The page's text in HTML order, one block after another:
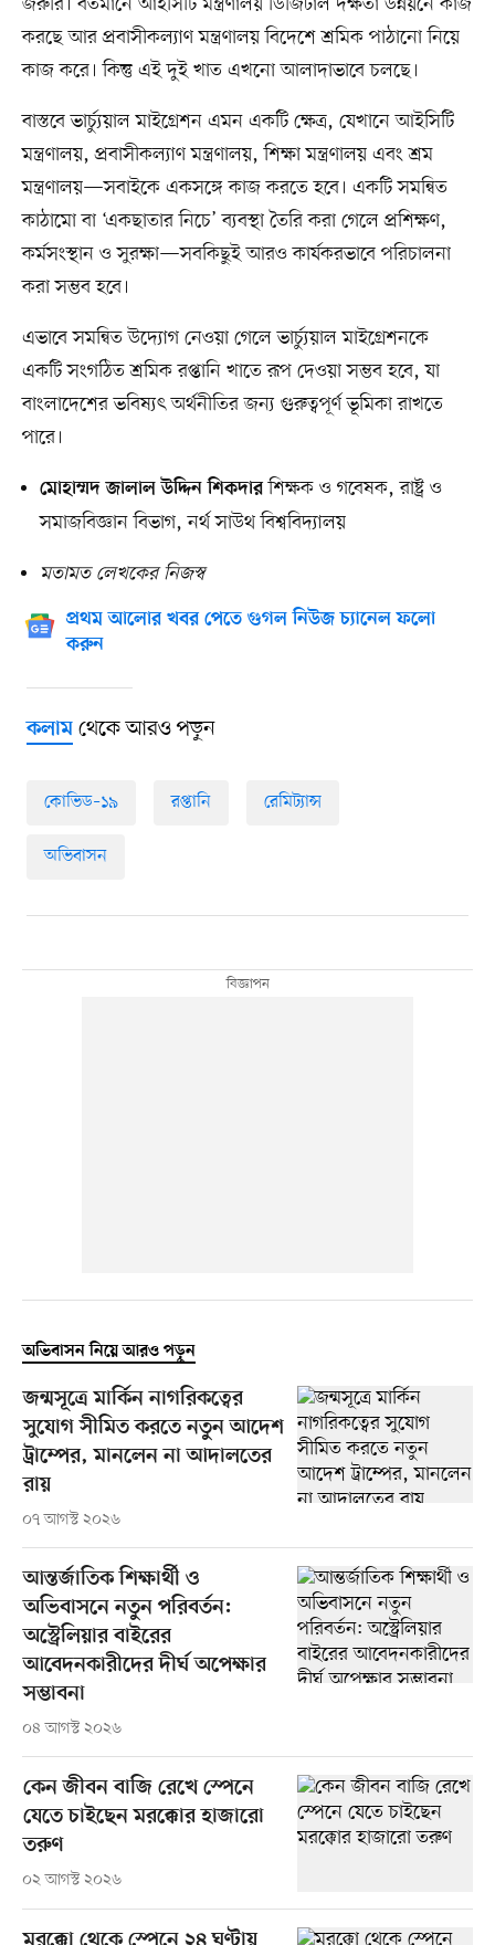
করছে আর প্রবাসীকল্যাণ মন্ত্রণালয় বিদেশে শ্রমিক পাঠানো নিয়ে
কাজ করে। কিন্তু এই দুই খাত এখনো আলাদাভাবে চলছে।
বাস্তবে ভার্চ্যুয়াল মাইগ্রেশন এমন একটি ক্ষেত্র, যেখানে আইসিটি
মন্ত্রণালয়, প্রবাসীকল্যাণ মন্ত্রণালয়, শিক্ষা মন্ত্রণালয় এবং শ্রম
মন্ত্রণালয়—সবাইকে একসঙ্গে কাজ করতে হবে। একটি সমন্বিত
কাঠামো বা ‘একছাতার নিচে’ ব্যবস্থা তৈরি করা গেলে প্রশিক্ষণ,
কর্মসংস্থান ও সুরক্ষা—সবকিছুই আরও কার্যকরভাবে পরিচালনা
করা সম্ভব হবে।
এভাবে সমন্বিত উদ্যোগ নেওয়া গেলে ভার্চ্যুয়াল মাইগ্রেশনকে
একটি সংগঠিত শ্রমিক রপ্তানি খাতে রূপ দেওয়া সম্ভব হবে, যা
বাংলাদেশের ভবিষ্যৎ অর্থনীতির জন্য গুরুত্বপূর্ণ ভূমিকা রাখতে
পারে।
মোহাম্মদ জালাল উদ্দিন শিকদারশিক্ষক ও গবেষক, রাষ্ট্র ও
সমাজবিজ্ঞান বিভাগ, নর্থ সাউথ বিশ্ববিদ্যালয়
মতামত লেখকের নিজস্ব
প্রথম আলোর খবর পেতে গুগল নিউজ চ্যানেল ফলো
করুন
কলামথেকে আরও পড়ুন
কোভিড–১৯ রপ্তানি রেমিট্যান্স
অভিবাসন
অভিবাসন নিয়ে আরও পড়ুন
জন্মসূত্রে মার্কিন নাগরিকত্বের
সুযোগ সীমিত করতে নতুন আদেশ
ট্রাম্পের, মানলেন না আদালতের
রায়
০৭ আগস্ট ২০২৬
আন্তর্জাতিক শিক্ষার্থী ও
অভিবাসনে নতুন পরিবর্তন:
অস্ট্রেলিয়ার বাইরের
আবেদনকারীদের দীর্ঘ অপেক্ষার
সম্ভাবনা
০৪ আগস্ট ২০২৬
কেন জীবন বাজি রেখে স্পেনে
যেতে চাইছেন মরক্কোর হাজারো
তরুণ
০২ আগস্ট ২০২৬